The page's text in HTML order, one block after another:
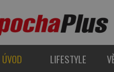
ÚVOD LIFESTYLE